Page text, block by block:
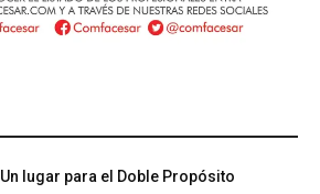
Un lugar para el Doble Propósito